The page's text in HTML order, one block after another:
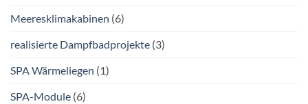
Meeresklimakabinen (6)
realisierte Dampfbadprojekte (3)
SPA Wärmeliegen (1)
SPA-Module (6)